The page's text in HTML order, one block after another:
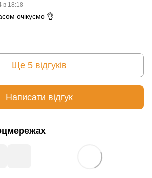
в 18:18
очікуємо 👌
Ще 5 відгуків
Написати відгук